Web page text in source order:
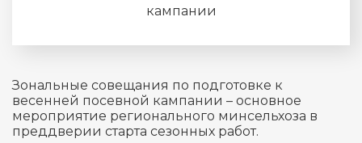
кампании
Зональные совещания по подготовке к
весенней посевной кампании – основное
мероприятие регионального минсельхоза в
преддверии старта сезонных работ.